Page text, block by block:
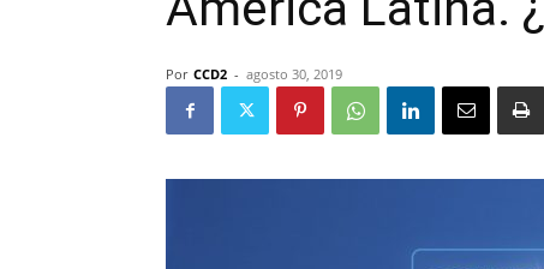
Por CCD2 - agosto 30, 2019